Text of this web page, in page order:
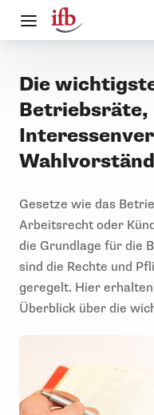
Die
Betriebsräte,
Gesetze wie das
Arbeitsrecht oder
die Grundlage für die
sind die Rechte und
geregelt. Hier
Überblick über die